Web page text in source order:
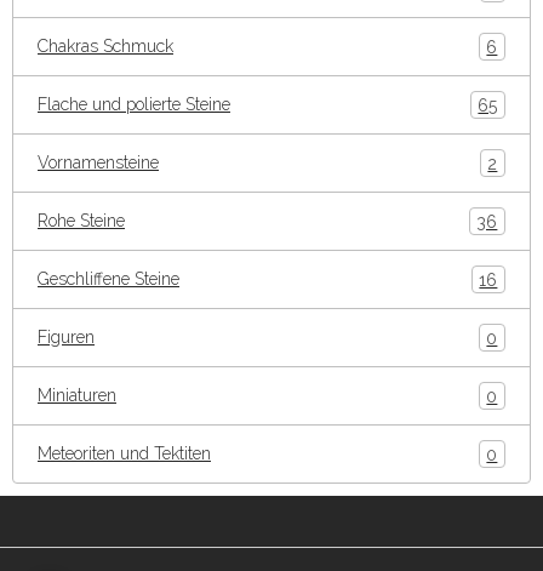
Chakras Schmuck 6
Flache und polierte Steine 65
Vornamensteine 2
Rohe Steine 36
Geschliffene Steine 16
Figuren 0
Miniaturen 0
Meteoriten und Tektiten 0